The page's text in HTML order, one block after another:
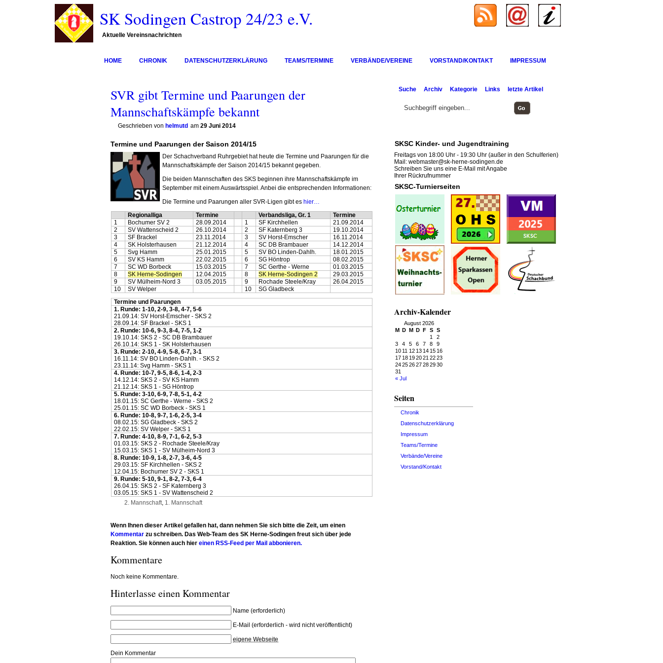
SK Sodingen Castrop 24/23 e.V.
Aktuelle Vereinsnachrichten
HOME CHRONIK DATENSCHUTZERKLÄRUNG TEAMS/TERMINE VERBÄNDE/VEREINE VORSTAND/KONTAKT IMPRESSUM
SVR gibt Termine und Paarungen der
Mannschaftskämpfe bekannt
Geschrieben von helmutd am 29 Juni 2014
Termine und Paarungen der Saison 2014/15
Der Schachverband Ruhrgebiet hat heute die Termine und Paarungen für die
Mannschaftskämpfe der Saison 2014/15 bekannt gegeben.
Die beiden Mannschaften des SKS beginnen ihre Mannschaftskämpfe im
September mit einem Auswärtsspiel. Anbei die entsprechenden Informationen:
Die Termine und Paarungen aller SVR-Ligen gibt es hier…
Regionalliga
Termine Verbandsliga, Gr. 1
Termine
1
Bochumer SV 2 28.09.2014 1 SF Kirchhellen
21.09.2014
2
SV Wattenscheid 2 26.10.2014 2 SF Katernberg 3
19.10.2014
3
SF Brackel 23.11.2014 3 SV Horst-Emscher
16.11.2014
4
SK Holsterhausen 21.12.2014 4 SC DB Brambauer
14.12.2014
5
Svg Hamm 25.01.2015 5 SV BO Linden-Dahlh.
18.01.2015
6
SV KS Hamm 22.02.2015 6 SG Höntrop
08.02.2015
7
SC WD Borbeck 15.03.2015 7 SC Gerthe - Werne
01.03.2015
8
SK Herne-Sodingen 12.04.2015 8 SK Herne-Sodingen 2
29.03.2015
9
SV Mülheim-Nord 3 03.05.2015 9 Rochade Steele/Kray
26.04.2015
10
SV Welper 10
SG Gladbeck
Termine und Paarungen
1. Runde: 1-10, 2-9, 3-8, 4-7, 5-6
21.09.14: SV Horst-Emscher - SKS 2
28.09.14: SF Brackel - SKS 1
2. Runde: 10-6, 9-3, 8-4, 7-5, 1-2
19.10.14: SKS 2 - SC DB Brambauer
26.10.14: SKS 1 - SK Holsterhausen
3. Runde: 2-10, 4-9, 5-8, 6-7, 3-1
16.11.14: SV BO Linden-Dahlh. - SKS 2
23.11.14: Svg Hamm - SKS 1
4. Runde: 10-7, 9-5, 8-6, 1-4, 2-3
14.12.14: SKS 2 - SV KS Hamm
21.12.14: SKS 1 - SG Höntrop
5. Runde: 3-10, 6-9, 7-8, 5-1, 4-2
18.01.15: SC Gerthe - Werne - SKS 2
25.01.15: SC WD Borbeck - SKS 1
6. Runde: 10-8, 9-7, 1-6, 2-5, 3-4
08.02.15: SG Gladbeck - SKS 2
22.02.15: SV Welper - SKS 1
7. Runde: 4-10, 8-9, 7-1, 6-2, 5-3
01.03.15: SKS 2 - Rochade Steele/Kray
15.03.15: SKS 1 - SV Mülheim-Nord 3
8. Runde: 10-9, 1-8, 2-7, 3-6, 4-5
29.03.15: SF Kirchhellen - SKS 2
12.04.15: Bochumer SV 2 - SKS 1
9. Runde: 5-10, 9-1, 8-2, 7-3, 6-4
26.04.15: SKS 2 - SF Katernberg 3
03.05.15: SKS 1 - SV Wattenscheid 2
2. Mannschaft, 1. Mannschaft
Wenn Ihnen dieser Artikel gefallen hat, dann nehmen Sie sich bitte die Zeit, um einen
Kommentar zu schreiben. Das Web-Team des SK Herne-Sodingen freut sich über jede
Reaktion. Sie können auch hier einen RSS-Feed per Mail abbonieren.
Kommentare
Noch keine Kommentare.
Hinterlasse einen Kommentar
Name (erforderlich)
E-Mail (erforderlich - wird nicht veröffentlicht)
eigene Webseite
Dein Kommentar
Suche Archiv Kategorie Links letzte Artikel
SKSC Kinder- und Jugendtraining
Freitags von 18:00 Uhr - 19:30 Uhr (außer in den Schulferien)
Mail: webmaster@sk-herne-sodingen.de
Schreiben Sie uns eine E-Mail mit Angabe
Ihrer Rückrufnummer
SKSC-Turnierseiten
Archiv-Kalender
August 2026
M D M D F S S
« Jul
1
2
3
4 5 6 7 8
9
10 11 12 13 14 15 16
17 18 192021 2223
24252627282930
31
Seiten
Chronik
Datenschutzerklärung
Impressum
Teams/Termine
Verbände/Vereine
Vorstand/Kontakt